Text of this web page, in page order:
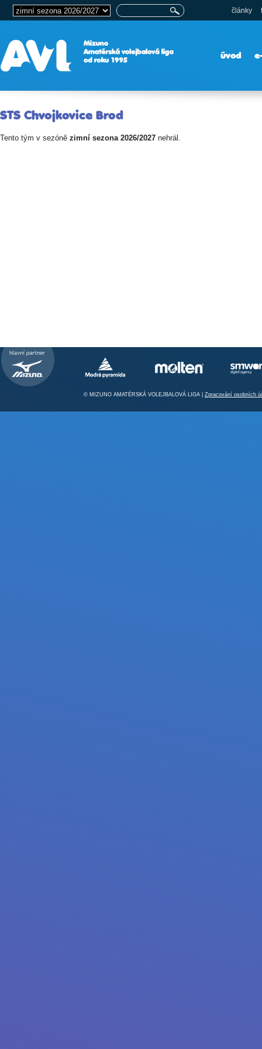
články
úvod
STS Chvojkovice Brod
Tento tým v sezóně zimní sezona 2026/2027 nehrál.
© MIZUNO AMATÉRSKÁ VOLEJBALOVÁ LIGA | Zpracování osobních